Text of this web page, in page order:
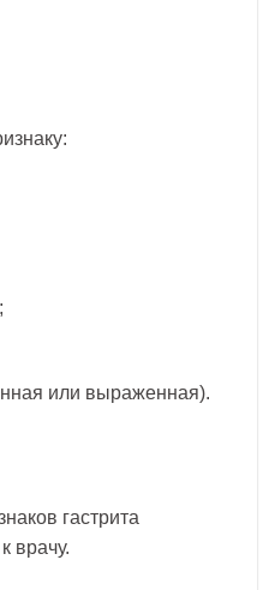
или выраженная).
гастрита
врачу.